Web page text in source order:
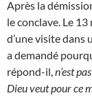
Après la
le conclave. Le
d’une visite dans
a demandé
répond-il,n’est
Dieu veut pour ce